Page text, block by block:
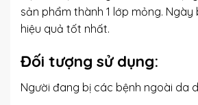
sản phẩm thành 1 lớp mỏng. Ngày
hiệu quả tốt nhất.
Đối tượng sử dụng:
Người đang bị các bệnh ngoài da